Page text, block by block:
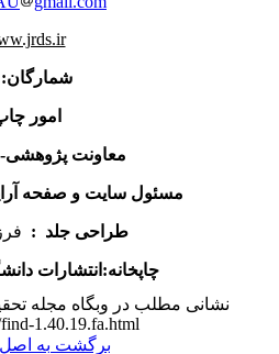
شمارگان: ۵۰
امور
معاونت پژوهشی-
مسئول سایت و صفحه
طراحی جلد :
چاپخانه:انتشارات
نشانی مطلب در وبگاه مجله
1.40.19.fa.html
برگشت به